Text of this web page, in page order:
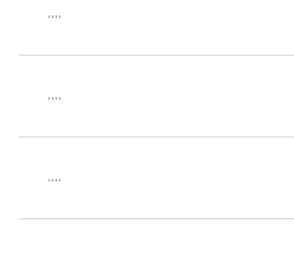
....
....
....